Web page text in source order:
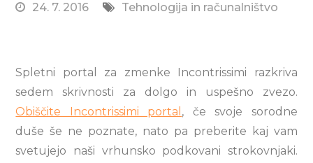
24. 7. 2016 Tehnologija in računalništvo
Spletni portal za zmenke Incontrissimi razkriva
sedem skrivnosti za dolgo in uspešno zvezo.
Obiščite Incontrissimi portal , če svoje sorodne
duše še ne poznate, nato pa preberite kaj vam
svetujejo naši vrhunsko podkovani strokovnjaki.